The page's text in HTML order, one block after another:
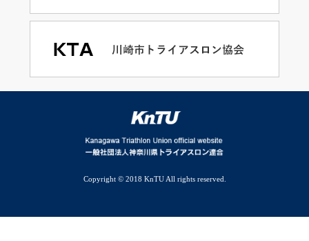
Copyright © 2018 KnTU All rights reserved.